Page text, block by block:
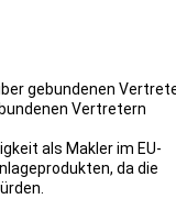
gebundenen
Vertretern
als Makler im EU-
da die